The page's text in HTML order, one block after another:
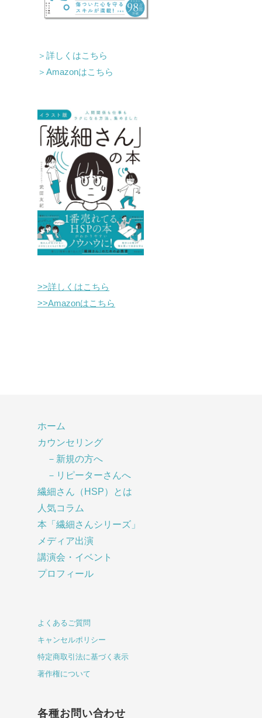
＞詳しくはこちら
＞Amazonはこちら
>>詳しくはこちら
>>Amazonはこちら
ホーム
カウンセリング
－新規の方へ
－リピーターさんへ
繊細さん（HSP）とは
人気コラム
本「繊細さんシリーズ」
メディア出演
講演会・イベント
プロフィール
よくあるご質問
キャンセルポリシー
特定商取引法に基づく表示
著作権について
各種お問い合わせ